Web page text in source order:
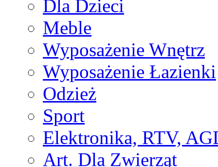
Dla Dzieci
Meble
Wyposażenie Wnętrz
Wyposażenie Łazienki
Odzież
Sport
Elektronika, RTV,
Art. Dla Zwierząt